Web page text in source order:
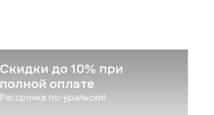
Скидки до 10% при
полной оплате
Рассрочка по-уральски!